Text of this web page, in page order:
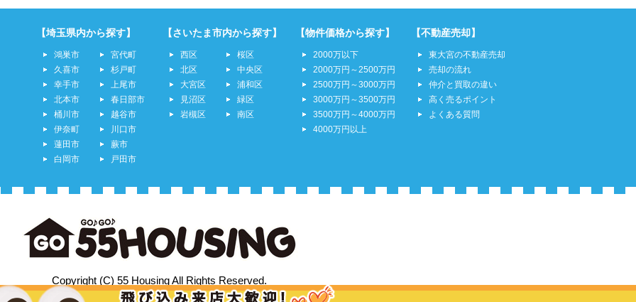
【埼玉県内から探す】
鴻巣市
久喜市
幸手市
北本市
桶川市
伊奈町
蓮田市
白岡市
宮代町
杉戸町
上尾市
春日部市
越谷市
川口市
蕨市
戸田市
【さいたま市内から探す】
西区
北区
大宮区
見沼区
岩槻区
桜区
中央区
浦和区
緑区
南区
【物件価格から探す】
2000万以下
2000万円～2500万円
2500万円～3000万円
3000万円～3500万円
3500万円～4000万円
4000万円以上
【不動産売却】
東大宮の不動産売却
売却の流れ
仲介と買取の違い
高く売るポイント
よくある質問
Copyright (C) 55 Housing All Rights Reserved.